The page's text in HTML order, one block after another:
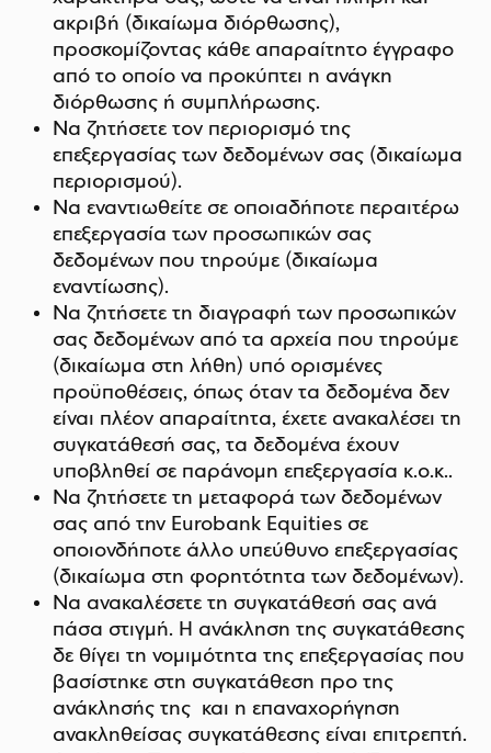
ακριβή (δικαίωμα διόρθωσης),
προσκομίζοντας κάθε απαραίτητο έγγραφο
από το οποίο να προκύπτει η ανάγκη
διόρθωσης ή συμπλήρωσης.
Να ζητήσετε τον περιορισμό της
επεξεργασίας των δεδομένων σας (δικαίωμα
περιορισμού).
Να εναντιωθείτε σε οποιαδήποτε περαιτέρω
επεξεργασία των προσωπικών σας
δεδομένων που τηρούμε (δικαίωμα
εναντίωσης).
Να ζητήσετε τη διαγραφή των προσωπικών
σας δεδομένων από τα αρχεία που τηρούμε
(δικαίωμα στη λήθη) υπό ορισμένες
προϋποθέσεις, όπως όταν τα δεδομένα δεν
είναι πλέον απαραίτητα, έχετε ανακαλέσει τη
συγκατάθεσή σας, τα δεδομένα έχουν
υποβληθεί σε παράνομη επεξεργασία κ.ο.κ..
Να ζητήσετε τη μεταφορά των δεδομένων
σας από την Eurobank Equities σε
οποιονδήποτε άλλο υπεύθυνο επεξεργασίας
(δικαίωμα στη φορητότητα των δεδομένων).
Να ανακαλέσετε τη συγκατάθεσή σας ανά
πάσα στιγμή. Η ανάκληση της συγκατάθεσης
δε θίγει τη νομιμότητα της επεξεργασίας που
βασίστηκε στη συγκατάθεση προ της
ανάκλησής της και η επαναχορήγηση
ανακληθείσας συγκατάθεσης είναι επιτρεπτή.